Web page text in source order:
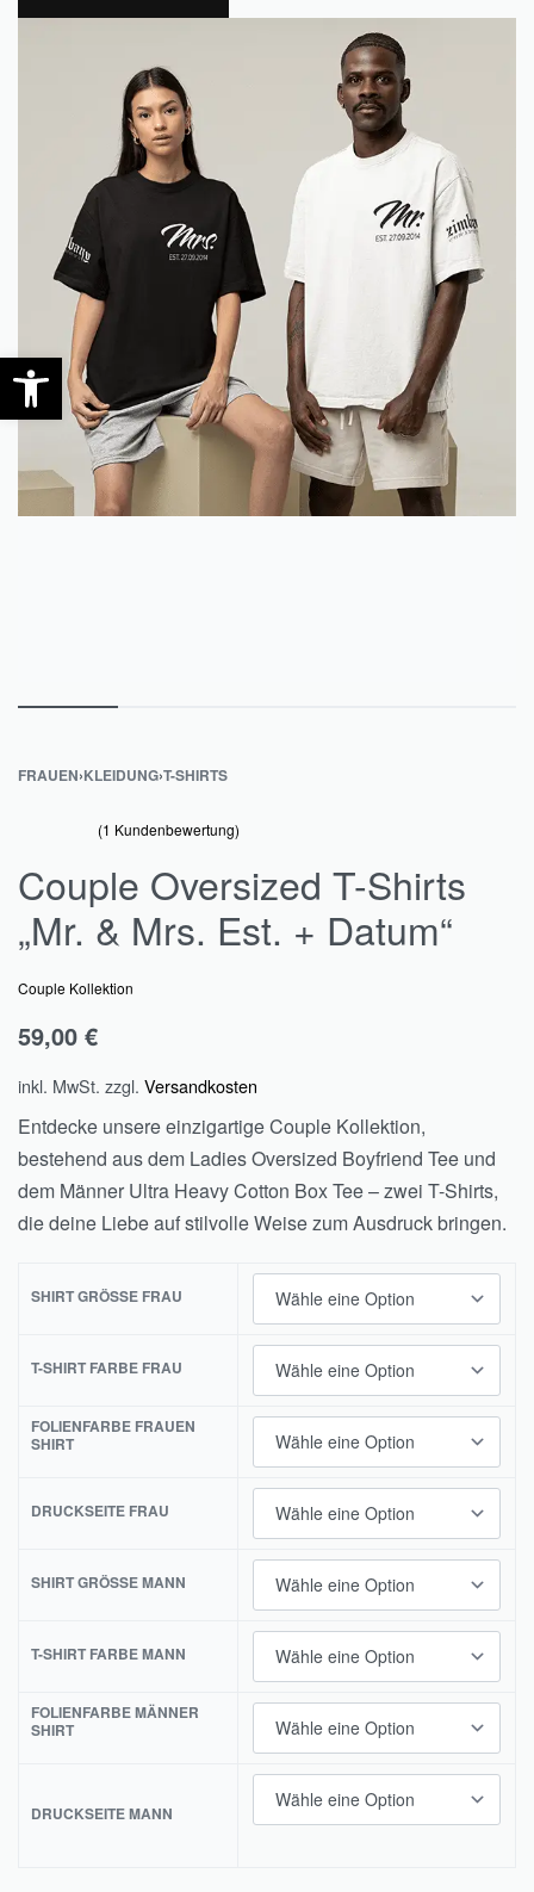
FRAUEN›KLEIDUNG›T-SHIRTS
(1 Kundenbewertung)
Couple Oversized T-Shirts
„Mr. & Mrs. Est. + Datum“
Couple Kollektion
59,00 €
inkl. MwSt. zzgl. Versandkosten
Entdecke unsere einzigartige Couple Kollektion,
bestehend aus dem Ladies Oversized Boyfriend Tee und
dem Männer Ultra Heavy Cotton Box Tee – zwei T-Shirts,
die deine Liebe auf stilvolle Weise zum Ausdruck bringen.
SHIRT GRÖSSE FRAU
T-SHIRT FARBE FRAU
FOLIENFARBE FRAUEN
SHIRT
DRUCKSEITE FRAU
SHIRT GRÖSSE MANN
T-SHIRT FARBE MANN
FOLIENFARBE MÄNNER
SHIRT
DRUCKSEITE MANN
Werkzeugleiste öffnen